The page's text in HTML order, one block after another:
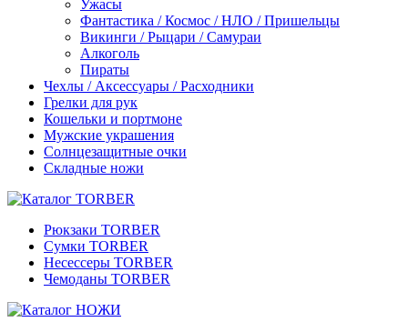
Ужасы
Фантастика / Космос / НЛО / Пришельцы
Викинги / Рыцари / Самураи
Алкоголь
Пираты
Чехлы / Аксессуары / Расходники
Грелки для рук
Кошельки и портмоне
Мужские украшения
Солнцезащитные очки
Складные ножи
Рюкзаки TORBER
Сумки TORBER
Несессеры TORBER
Чемоданы TORBER